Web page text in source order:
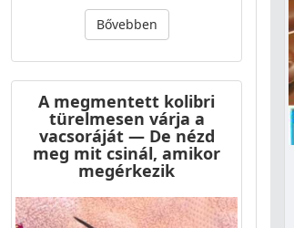
Bővebben
A megmentett kolibri
türelmesen várja a
vacsoráját — De nézd
meg mit csinál, amikor
megérkezik